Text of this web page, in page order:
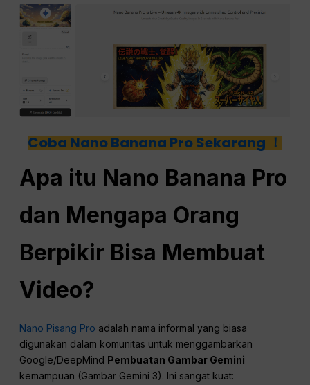
Coba Nano Banana Pro Sekarang ！
Apa itu Nano Banana Pro
dan Mengapa Orang
Berpikir Bisa Membuat
Video?
Nano Pisang Pro adalah nama informal yang biasa
digunakan dalam komunitas untuk menggambarkan
Google/DeepMind Pembuatan Gambar Gemini
kemampuan (Gambar Gemini 3). Ini sangat kuat: